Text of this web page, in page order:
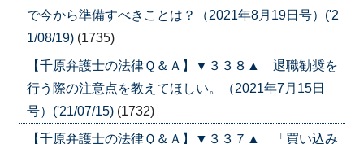
で今から準備すべきことは？（2021年8月19日号）('2
1/08/19) (1735)
【千原弁護士の法律Ｑ＆Ａ】▼３３８▲ 退職勧奨を
行う際の注意点を教えてほしい。（2021年7月15日
号）('21/07/15) (1732)
【千原弁護士の法律Ｑ＆Ａ】▼３３７▲ 「買い込み